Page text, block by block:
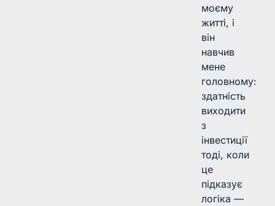
моєму
житті, і
він
навчив
мене
головному:
здатність
виходити
з
інвестиції
тоді, коли
це
підказує
логіка —